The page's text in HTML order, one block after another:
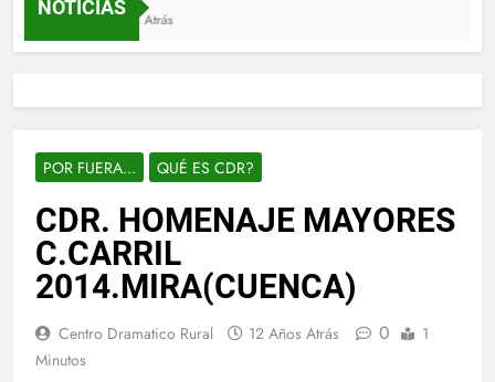
NOTICIAS
2 Meses Atrás
POR FUERA... QUÉ ES CDR?
CDR. HOMENAJE MAYORES
C.CARRIL
2014.MIRA(CUENCA)
Centro Dramatico Rural 12 Años Atrás 0
1
Minutos